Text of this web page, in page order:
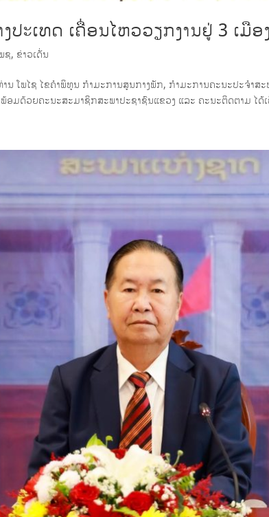
ປະເທດ ເຄື່ອນໄຫວວຽກງານຢູ່ 3 ເມື
ຊ, ຂ່າວເດັ່ນ
ໂພໄຊ ໄຂຄຳພິທູນ ກຳມະການສູນກາງພັກ, ກຳມະການຄະນະປະຈໍາສະ
ອມດ້ວຍຄະນະສະມາຊິກສະພາປະຊາຊົນແຂວງ ແລະ ຄະນະຕິດຕາມ ໄດ້